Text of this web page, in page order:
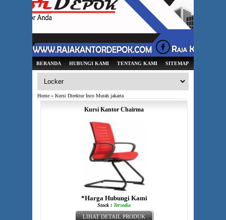
BERANDA HUBUNGI KAMI TENTANG KAMI SITEMAP
Home » Kursi Direktur Inco Murah jakarta
Kursi Kantor Chairma
*Harga Hubungi Kami
Stock : Tersedia
LIHAT DETAIL PRODUK